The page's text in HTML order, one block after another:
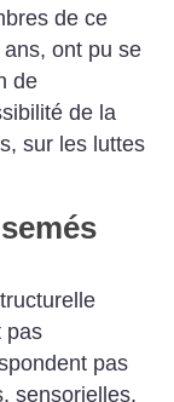
de ce
ont pu se
de
de la
sur les luttes
pas
pas
sensorielles,